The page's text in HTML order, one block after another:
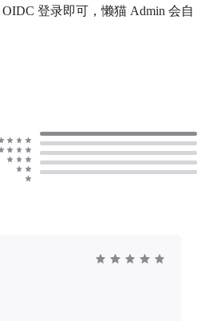
登录即可，懒猫 Admin 会自